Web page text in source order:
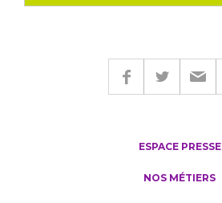
ESPACE PRESSE
NOS MÉTIERS